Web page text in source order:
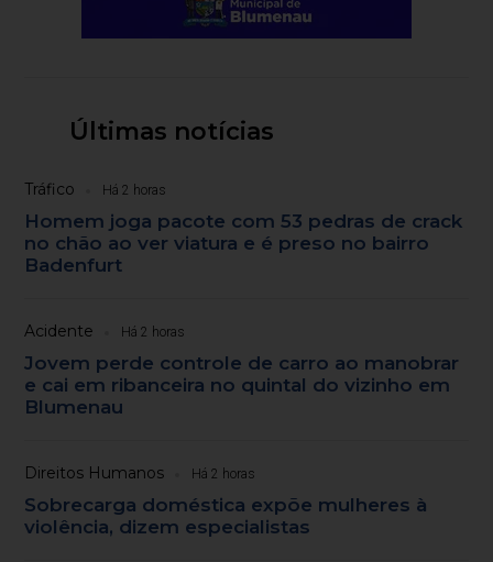
Últimas notícias
Tráfico Há 2 horas
Homem joga pacote com 53 pedras de crack
no chão ao ver viatura e é preso no bairro
Badenfurt
Acidente Há 2 horas
Jovem perde controle de carro ao manobrar
e cai em ribanceira no quintal do vizinho em
Blumenau
Direitos Humanos Há 2 horas
Sobrecarga doméstica expõe mulheres à
violência, dizem especialistas